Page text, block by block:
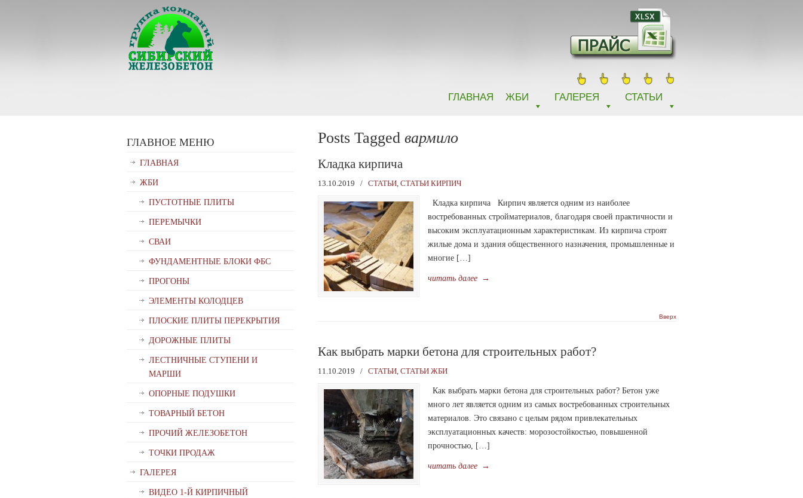
ГЛАВНАЯ ЖБИ ГАЛЕРЕЯ СТАТЬИ
Posts Tagged вармило
Кладка кирпича
13.10.2019 / СТАТЬИ, СТАТЬИ КИРПИЧ
Кладка кирпича Кирпич является одним из наиболее
востребованных стройматериалов, благодаря своей практичности и
высоким эксплуатационным характеристикам. Из кирпича строят
жилые дома и здания общественного назначения, промышленные и
многие […]
читать далее →
Вверх
Как выбрать марки бетона для строительных работ?
11.10.2019 / СТАТЬИ, СТАТЬИ ЖБИ
Как выбрать марки бетона для строительных работ? Бетон уже
много лет является одним из самых востребованных строительных
материалов. Это связано с целым рядом привлекательных
эксплуатационных качеств: морозостойкостью, повышенной
прочностью, […]
читать далее →
ГЛАВНОЕ МЕНЮ
ГЛАВНАЯ
ЖБИ
ПУСТОТНЫЕ ПЛИТЫ
ПЕРЕМЫЧКИ
СВАИ
ФУНДАМЕНТНЫЕ БЛОКИ ФБС
ПРОГОНЫ
ЭЛЕМЕНТЫ КОЛОДЦЕВ
ПЛОСКИЕ ПЛИТЫ ПЕРЕКРЫТИЯ
ДОРОЖНЫЕ ПЛИТЫ
ЛЕСТНИЧНЫЕ СТУПЕНИ И
МАРШИ
ОПОРНЫЕ ПОДУШКИ
ТОВАРНЫЙ БЕТОН
ПРОЧИЙ ЖЕЛЕЗОБЕТОН
ТОЧКИ ПРОДАЖ
ГАЛЕРЕЯ
ВИДЕО 1-Й КИРПИЧНЫЙ